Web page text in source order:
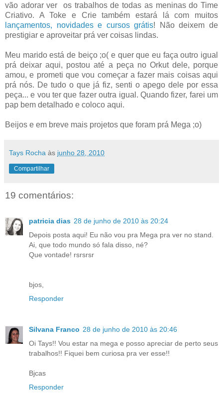
vão adorar ver os trabalhos de todas as meninas do Time
Criativo. A Toke e Crie também estará lá com muitos
lançamentos, novidades e cursos grátis! Não deixem de
prestigiar e aproveitar prá ver coisas lindas.
Meu marido está de beiço ;o( e quer que eu faça outro igual
prá deixar aqui, postou até a peça no Orkut dele, porque
amou, e prometi que vou começar a fazer mais coisas aqui
prá nós. De tudo o que já fiz, senti o apego dele por essa
peça... e vou ter que fazer outra igual. Quando fizer, farei um
pap bem detalhado e coloco aqui.
Beijos e em breve mais projetos que foram prá Mega ;o)
Tays Rocha às junho 28, 2010
Compartilhar
19 comentários:
patricia dias 28 de junho de 2010 às 20:24
Depois posta aqui! Eu não vou pra Mega pra ver no stand.
Ai, que todo mundo só fala disso, né?
Que vontade! rsrsrsr
bjos,
Responder
Silvana Franco 28 de junho de 2010 às 20:46
Oi Tays!! Vou estar na mega e posso apreciar de perto seus
trabalhos!! Fiquei bem curiosa pra ver esse!!
Bjcas
Responder